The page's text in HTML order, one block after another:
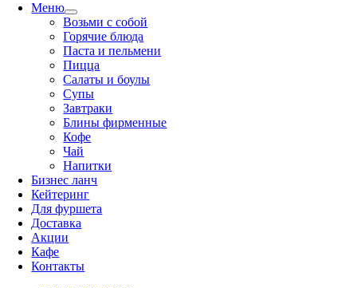
Меню
Возьми с собой
Горячие блюда
Паста и пельмени
Пицца
Салаты и боулы
Супы
Завтраки
Блины фирменные
Кофе
Чай
Напитки
Бизнес ланч
Кейтеринг
Для фуршета
Доставка
Акции
Кафе
Контакты